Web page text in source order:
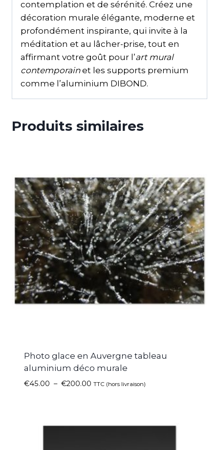
contemplation et de sérénité. Créez une
décoration murale élégante, moderne et
profondément inspirante, qui invite à la
méditation et au lâcher-prise, tout en
affirmant votre goût pour l’art mural
contemporainet les supports premium
comme l’aluminium DIBOND.
Produits similaires
Photo glace en Auvergne tableau
aluminium déco murale
€45.00 – €200.00 TTC (hors livraison)